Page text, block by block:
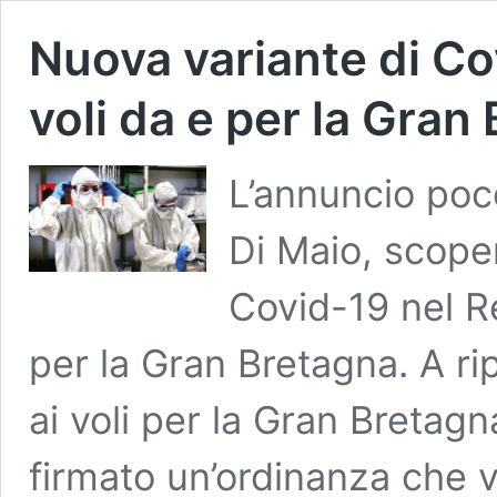
Nuova variante di
voli da e per la Gran
L’annuncio
Di Maio,
Covid-19 nel
per la Gran Bretagna. A
ai voli per la Gran
firmato un’ordinanza